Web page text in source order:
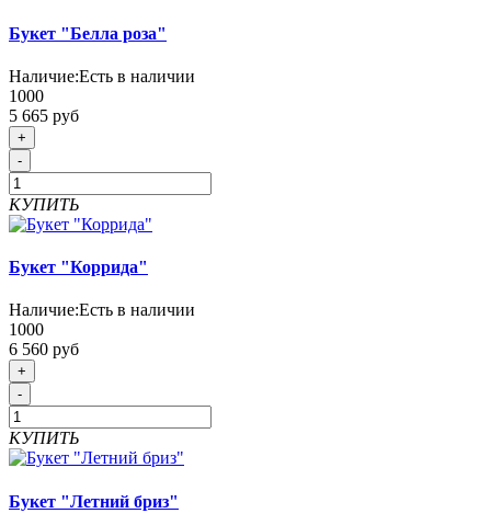
Букет "Белла роза"
Наличие:Есть в наличии
1000
5 665 руб
+
-
КУПИТЬ
Букет "Коррида"
Наличие:Есть в наличии
1000
6 560 руб
+
-
КУПИТЬ
Букет "Летний бриз"